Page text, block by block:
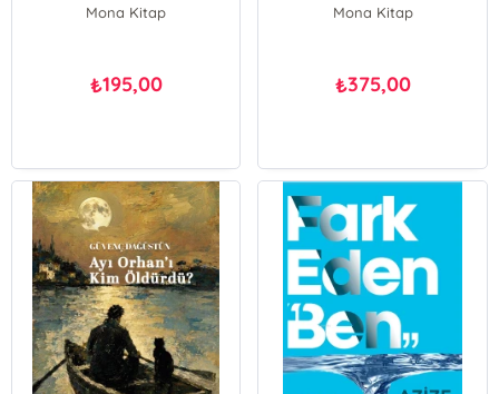
Mona Kitap
₺195,00
Mona Kitap
₺375,00